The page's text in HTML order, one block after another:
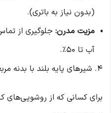
(بدون نیاز به باتری).
مزیت مدرن: جلوگیری از
آب تا ۵۰٪.
۴. شیرهای پایه بلند با بدنه مربعی (Cubical Design)